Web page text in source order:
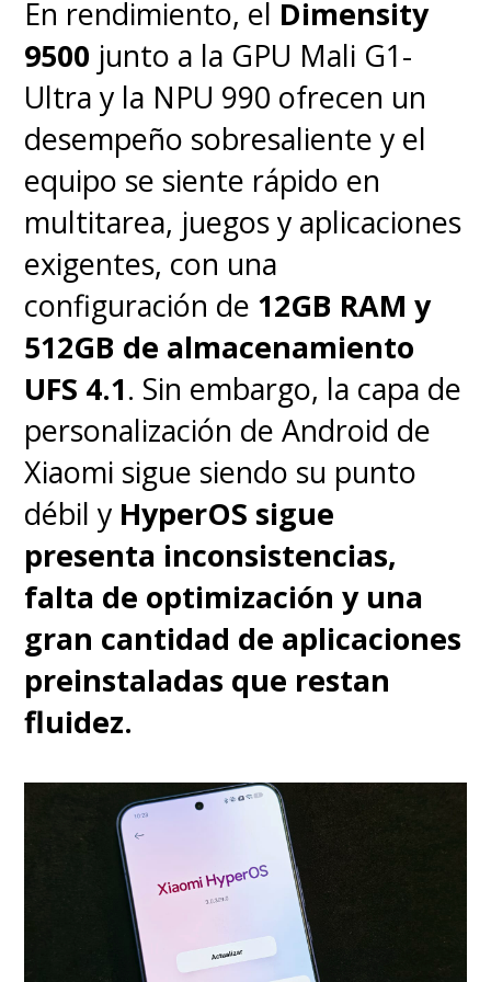
sorprendió comparándolo con
otros modelos del mismo rango.
Las voces y diálogos en películas
destacan con claridad por
encima de los ruidos de fondo y
el efecto Dolby Atmos ayuda a
generar una sensación de
espacialidad bastante inmersiva.
Eso sí, no esperes que los bajos
hagan temblar el techo, pero
que podrás subir el volúmen
al máximo sin sentir chirreos
y eso es porque los altavoces
integrados tienen cuerpo y el
volumen es más que suficiente
En rendimiento, el Dimensity
9500 junto a la GPU Mali G1-
Ultra y la NPU 990 ofrecen un
desempeño sobresaliente y el
equipo se siente rápido en
multitarea, juegos y aplicaciones
exigentes, con una
configuración de 12GB RAM y
512GB de almacenamiento
UFS 4.1. Sin embargo, la capa de
personalización de Android de
Xiaomi sigue siendo su punto
débil y HyperOS sigue
presenta inconsistencias,
falta de optimización y una
gran cantidad de aplicaciones
preinstaladas que restan
fluidez.